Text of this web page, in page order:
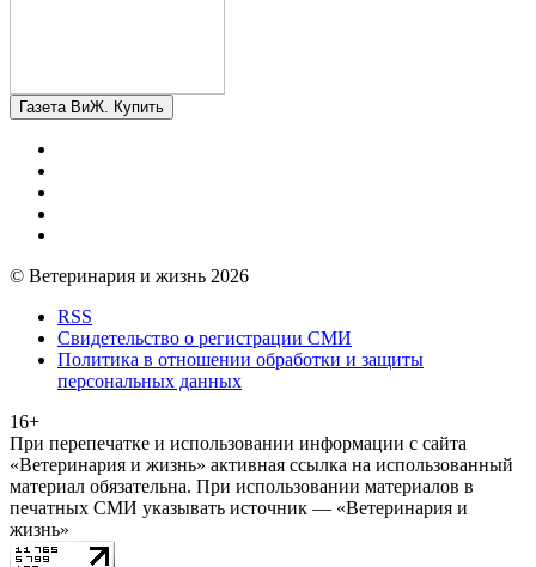
Газета ВиЖ. Купить
© Ветеринария и жизнь 2026
RSS
Свидетельство о регистрации СМИ
Политика в отношении обработки и защиты
персональных данных
16+
При перепечатке и использовании информации с сайта
«Ветеринария и жизнь» активная ссылка на использованный
материал обязательна. При использовании материалов в
печатных СМИ указывать источник — «Ветеринария и
жизнь»